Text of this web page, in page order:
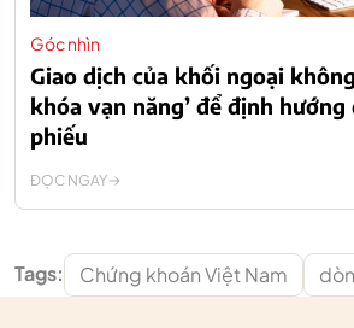
Góc nhìn
Giao dịch của khối ngoại
khóa vạn năng’ để định
phiếu
ĐỌC NGAY
Tags: Chứng khoán Việt Nam